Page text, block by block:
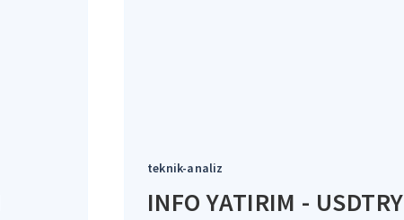
teknik-analiz
INFO YATIRIM - USDTRY